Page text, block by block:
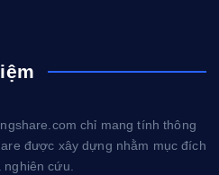
chỉ mang tính thông
được xây dựng nhằm mục đích
nghiên cứu.